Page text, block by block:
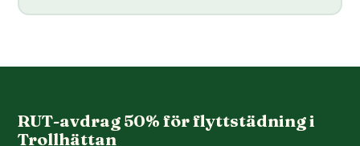
RUT-avdrag 50% för flyttstädning i
Trollhättan